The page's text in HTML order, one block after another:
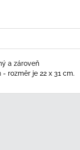
a zároveň
rozměr je 22 x 31 cm.